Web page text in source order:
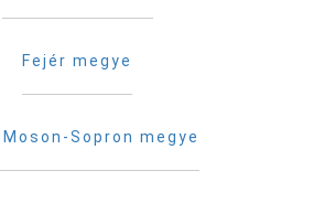
Fejér megye
Moson-Sopron megye